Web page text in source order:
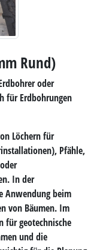
Rund)
oder
für Erdbohrungen
Löchern für
Pfähle,
In der
Anwendung beim
von Bäumen. Im
für geotechnische
und die